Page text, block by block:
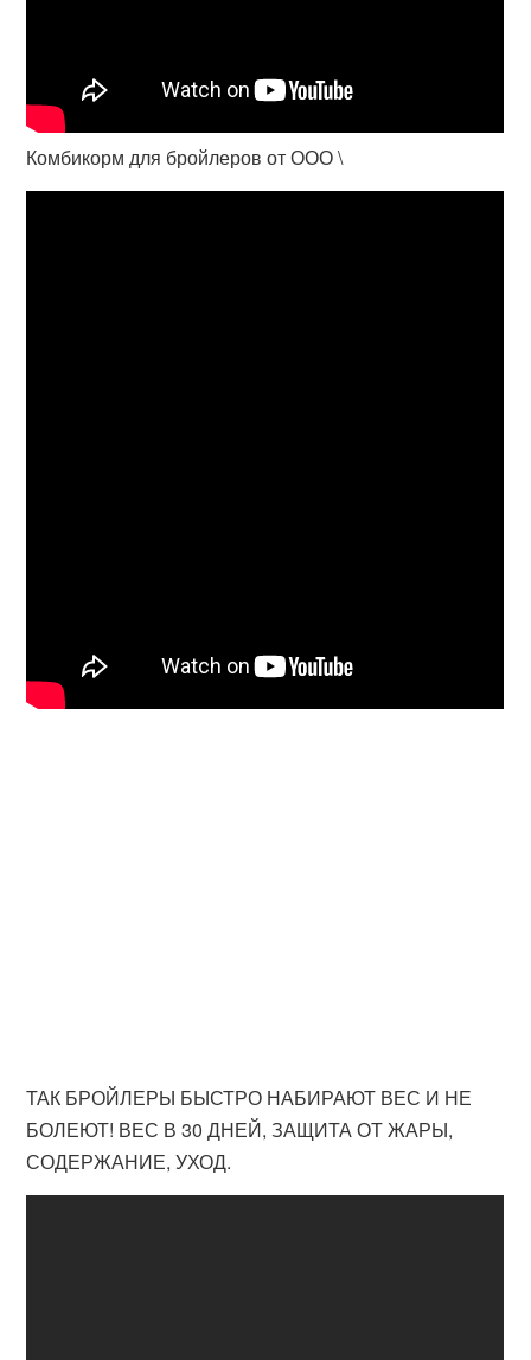
Комбикорм для бройлеров от ООО \
ТАК БРОЙЛЕРЫ БЫСТРО НАБИРАЮТ ВЕС И НЕ
БОЛЕЮТ! ВЕС В 30 ДНЕЙ, ЗАЩИТА ОТ ЖАРЫ,
СОДЕРЖАНИЕ, УХОД.